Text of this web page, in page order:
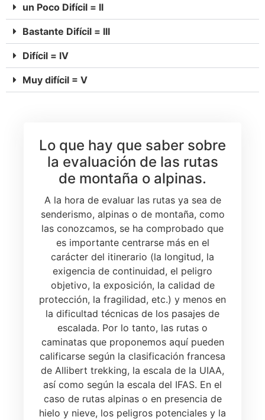
un Poco Difícil = ll
Bastante Difícil = lll
Difícil = lV
Muy difícil = V
Lo que hay que saber sobre
la evaluación de las rutas
de montaña o alpinas.
A la hora de evaluar las rutas ya sea de
senderismo, alpinas o de montaña, como
las conozcamos, se ha comprobado que
es importante centrarse más en el
carácter del itinerario (la longitud, la
exigencia de continuidad, el peligro
objetivo, la exposición, la calidad de
protección, la fragilidad, etc.) y menos en
la dificultad técnicas de los pasajes de
escalada. Por lo tanto, las rutas o
caminatas que proponemos aquí pueden
calificarse según la clasificación francesa
de Allibert trekking, la escala de la UIAA,
así como según la escala del IFAS. En el
caso de rutas alpinas o en presencia de
hielo y nieve, los peligros potenciales y la